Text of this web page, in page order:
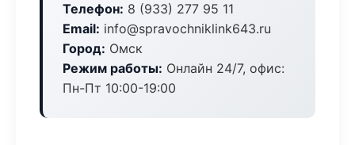
Телефон: 8 (933) 277 95 11
Email: info@spravochniklink643.ru
Город: Омск
Режим работы: Онлайн 24/7, офис:
Пн-Пт 10:00-19:00